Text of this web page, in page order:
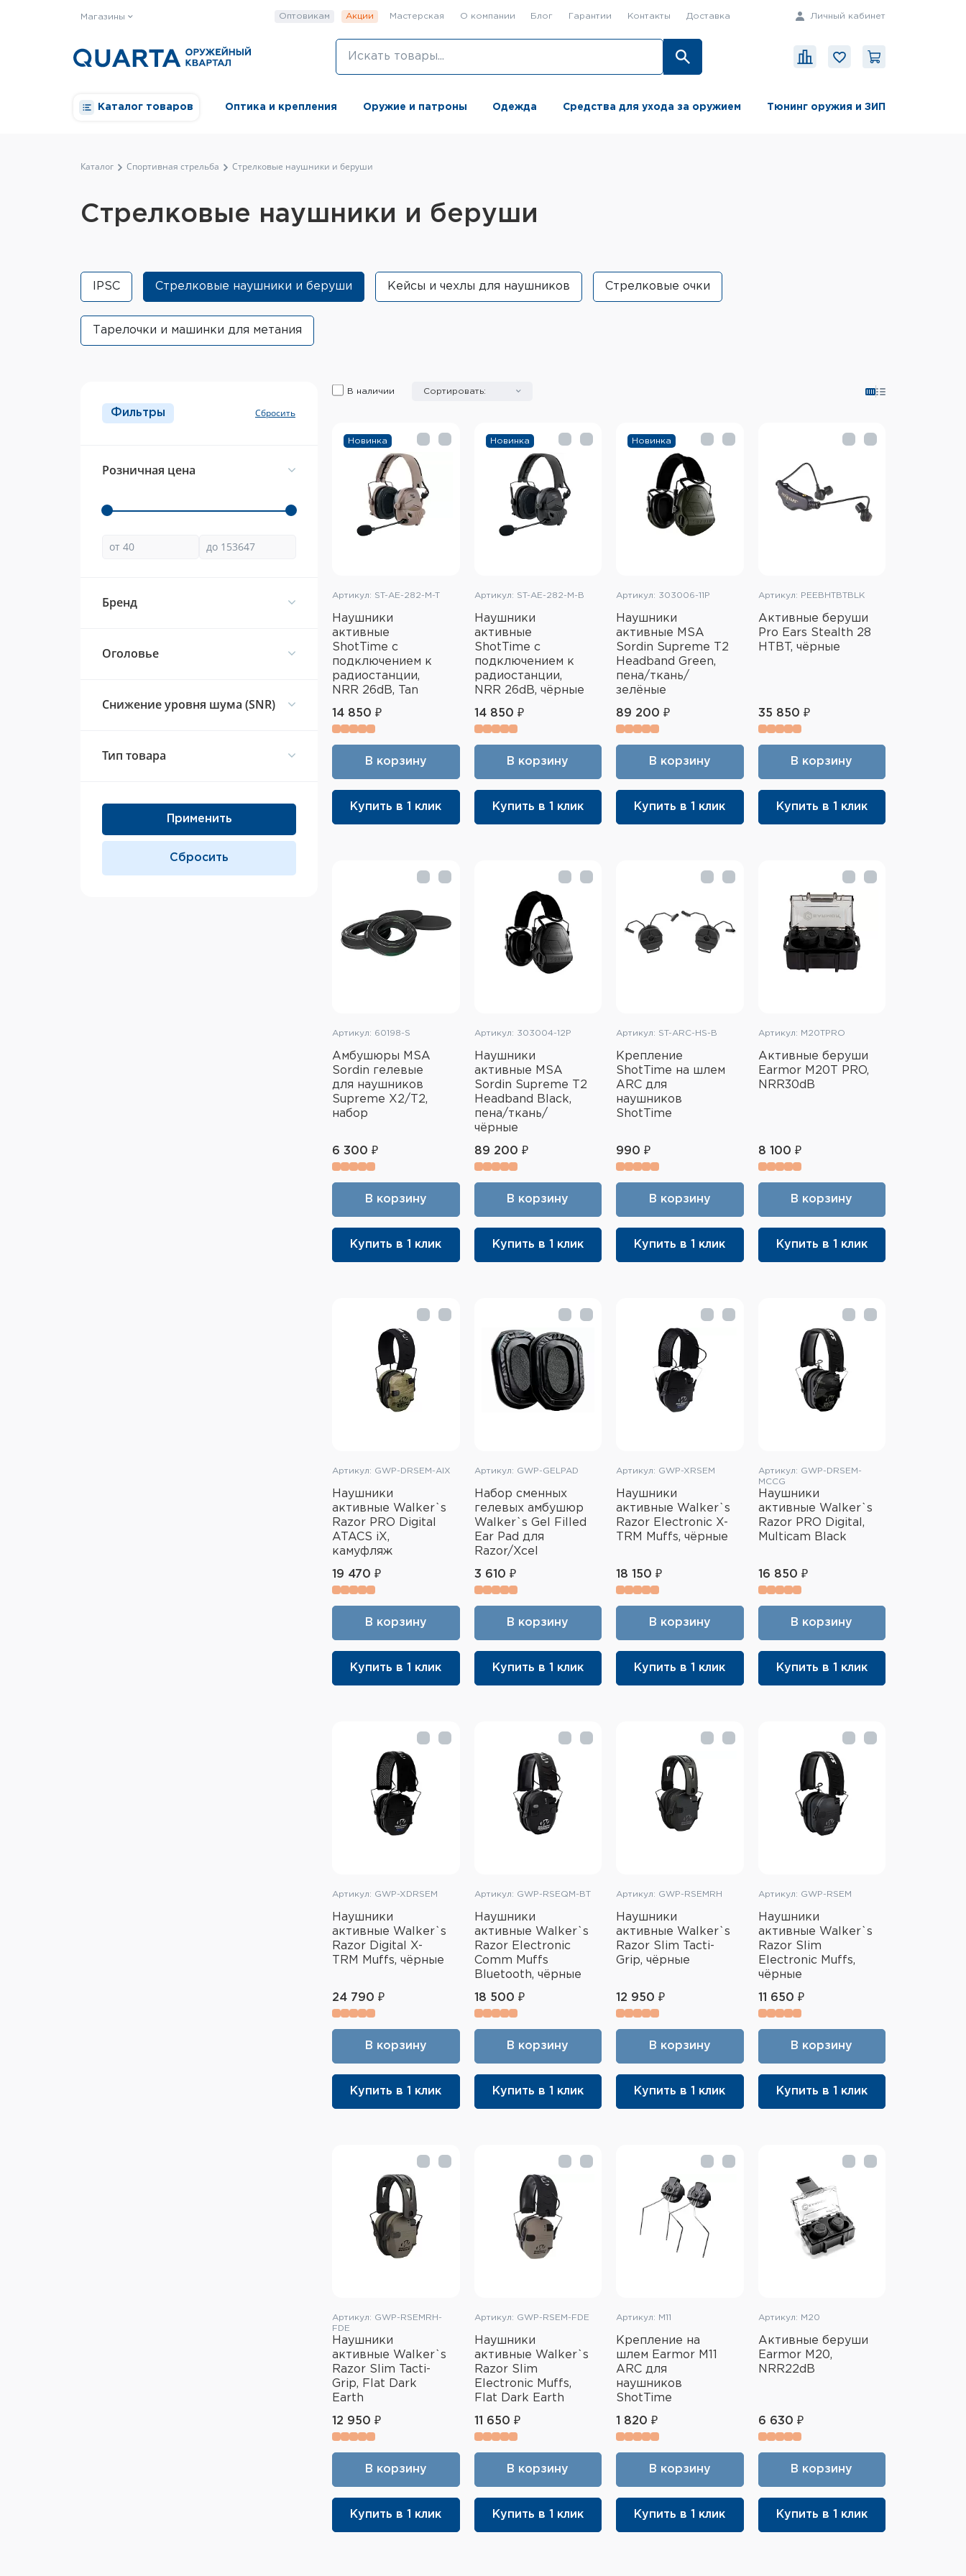
Магазины Оптовикам Акции Мастерская О компании Блог Гарантии Контакты Доставка Личный кабинет
Каталог товаров Оптика и крепления Оружие и патроны Одежда Средства для ухода за оружием Тюнинг оружия и ЗИП
Каталог Спортивная стрельба Стрелковые наушники и беруши
Стрелковые наушники и беруши
IPSC Стрелковые наушники и беруши Кейсы и чехлы для наушников Стрелковые очки
Тарелочки и машинки для метания
Фильтры
Розничная цена
Брeнд
Оголовье
Снижение уровня шума (SNR)
Тип товара
В наличии Сортировать:
Новинка
Артикул: ST-AE-282-M-T
Наушники
активные
ShotTime с
подключением к
радиостанции,
NRR 26dB, Tan
14 850 ₽
В корзину
Купить в 1 клик
Новинка
Артикул: ST-AE-282-M-B
Наушники
активные
ShotTime с
подключением к
радиостанции,
NRR 26dB, чёрные
14 850 ₽
В корзину
Купить в 1 клик
Новинка
Артикул: 303006-11P
Наушники
активные MSA
Sordin Supreme T2
Headband Green,
пена/ткань/
зелёные
89 200 ₽
В корзину
Купить в 1 клик
Артикул: PEEBHTBTBLK
Активные беруши
Pro Ears Stealth 28
HTBT, чёрные
35 850 ₽
В корзину
Купить в 1 клик
Артикул: 60198-S
Амбушюры MSA
Sordin гелевые
для наушников
Supreme X2/T2,
набор
6 300 ₽
В корзину
Купить в 1 клик
Артикул: 303004-12P
Наушники
активные MSA
Sordin Supreme T2
Headband Black,
пена/ткань/
чёрные
89 200 ₽
В корзину
Купить в 1 клик
Артикул: ST-ARC-HS-B
Крепление
ShotTime на шлем
ARC для
наушников
ShotTime
990 ₽
В корзину
Купить в 1 клик
Артикул: M20TPRO
Активные беруши
Earmor M20T PRO,
NRR30dB
8 100 ₽
В корзину
Купить в 1 клик
Артикул: GWP-DRSEM-AIX
Наушники
активные Walker`s
Razor PRO Digital
ATACS iX,
камуфляж
19 470 ₽
В корзину
Купить в 1 клик
Артикул: GWP-GELPAD
Набор сменных
гелевых амбушюр
Walker`s Gel Filled
Ear Pad для
Razor/Xcel
3 610 ₽
В корзину
Купить в 1 клик
Артикул: GWP-XRSEM
Наушники
активные Walker`s
Razor Electronic X-
TRM Muffs, чёрные
18 150 ₽
В корзину
Купить в 1 клик
Артикул: GWP-DRSEM-
MCCG
Наушники
активные Walker`s
Razor PRO Digital,
Multicam Black
16 850 ₽
В корзину
Купить в 1 клик
Артикул: GWP-XDRSEM
Наушники
активные Walker`s
Razor Digital X-
TRM Muffs, чёрные
24 790 ₽
В корзину
Купить в 1 клик
Артикул: GWP-RSEQM-BT
Наушники
активные Walker`s
Razor Electronic
Comm Muffs
Bluetooth, чёрные
18 500 ₽
В корзину
Купить в 1 клик
Артикул: GWP-RSEMRH
Наушники
активные Walker`s
Razor Slim Tacti-
Grip, чёрные
12 950 ₽
В корзину
Купить в 1 клик
Артикул: GWP-RSEM
Наушники
активные Walker`s
Razor Slim
Electronic Muffs,
чёрные
11 650 ₽
В корзину
Купить в 1 клик
Артикул: GWP-RSEMRH-
FDE
Наушники
активные Walker`s
Razor Slim Tacti-
Grip, Flat Dark
Earth
12 950 ₽
В корзину
Купить в 1 клик
Артикул: GWP-RSEM-FDE
Наушники
активные Walker`s
Razor Slim
Electronic Muffs,
Flat Dark Earth
11 650 ₽
В корзину
Купить в 1 клик
Артикул: M11
Крепление на
шлем Earmor M11
ARC для
наушников
ShotTime
1 820 ₽
В корзину
Купить в 1 клик
Артикул: M20
Активные беруши
Earmor M20,
NRR22dB
6 630 ₽
В корзину
Купить в 1 клик